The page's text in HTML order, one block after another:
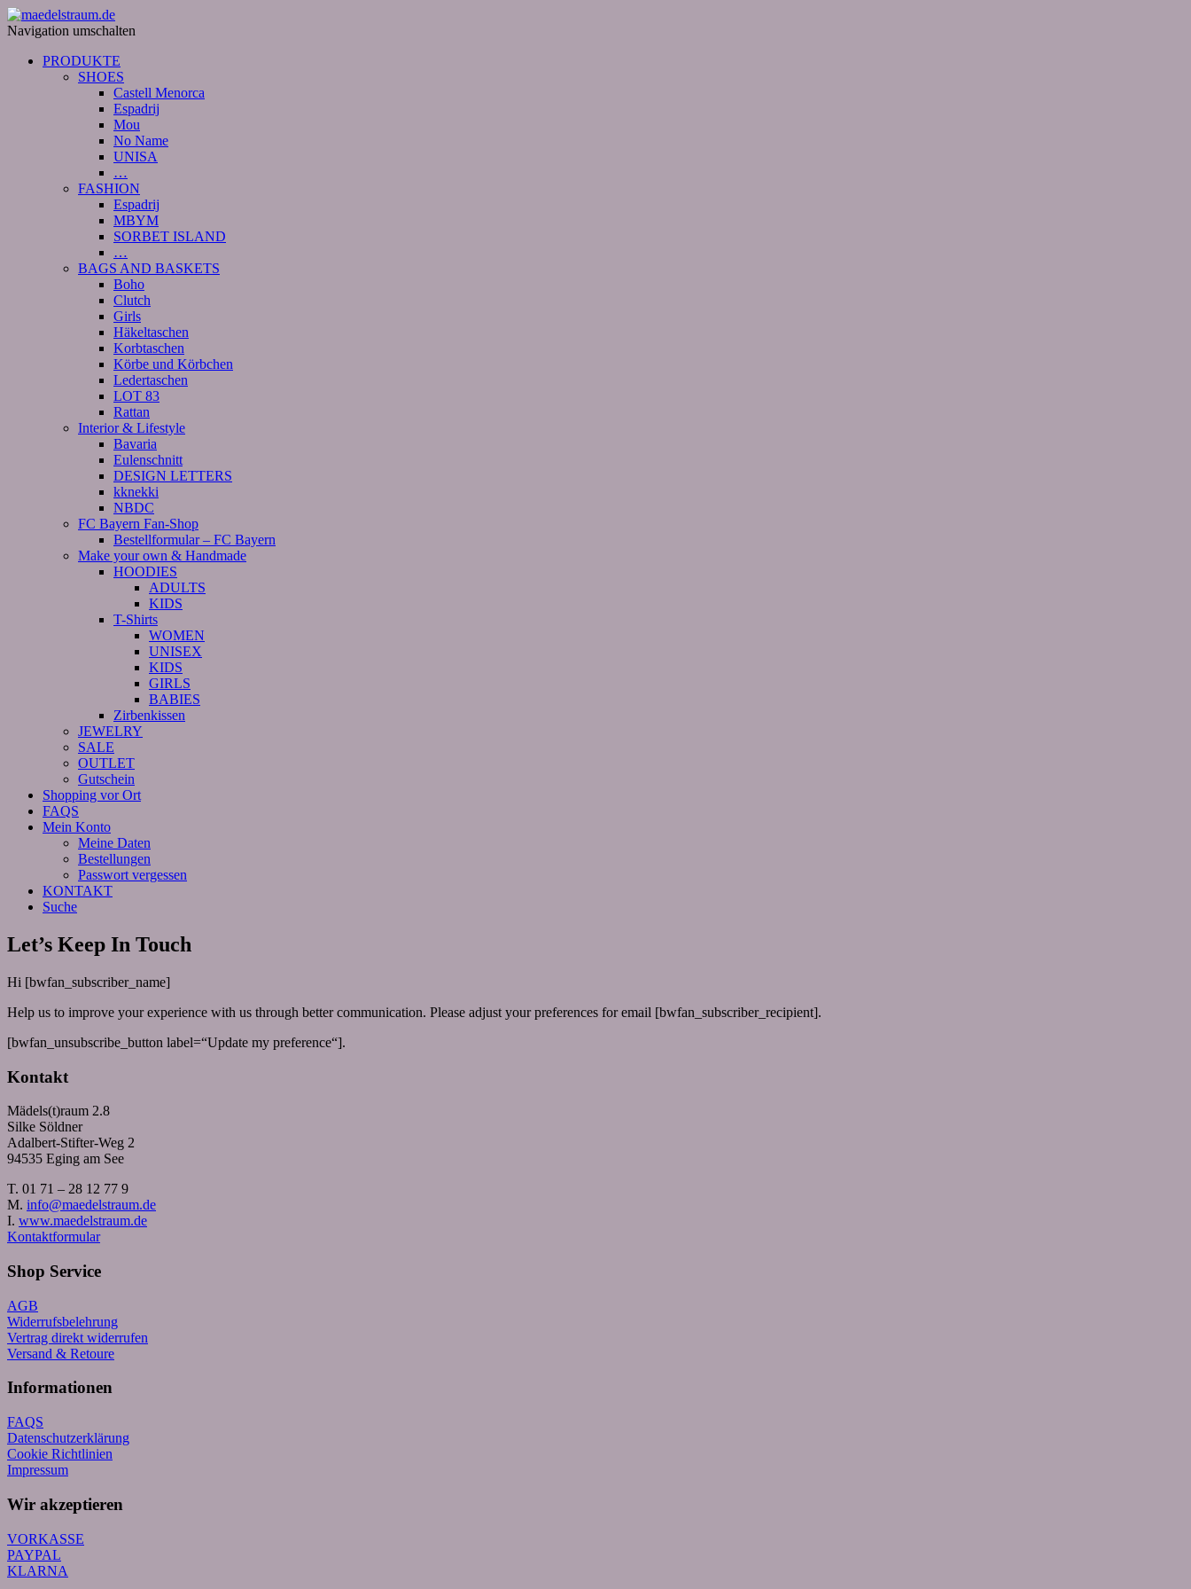
Navigation umschalten
PRODUKTE
SHOES
Castell Menorca
Espadrij
Mou
No Name
UNISA
…
FASHION
Espadrij
MBYM
SORBET ISLAND
…
BAGS AND BASKETS
Boho
Clutch
Girls
Häkeltaschen
Korbtaschen
Körbe und Körbchen
Ledertaschen
LOT 83
Rattan
Interior & Lifestyle
Bavaria
Eulenschnitt
DESIGN LETTERS
kknekki
NBDC
FC Bayern Fan-Shop
Bestellformular – FC Bayern
Make your own & Handmade
HOODIES
ADULTS
KIDS
T-Shirts
WOMEN
UNISEX
KIDS
GIRLS
BABIES
Zirbenkissen
JEWELRY
SALE
OUTLET
Gutschein
Shopping vor Ort
FAQS
Mein Konto
Meine Daten
Bestellungen
Passwort vergessen
KONTAKT
Suche
Let’s Keep In Touch
Hi [bwfan_subscriber_name]
Help us to improve your experience with us through better communication. Please adjust your preferences for email [bwfan_subscriber_recipient].
[bwfan_unsubscribe_button label=“Update my preference“].
Kontakt
Mädels(t)raum 2.8
Silke Söldner
Adalbert-Stifter-Weg 2
94535 Eging am See
T. 01 71 – 28 12 77 9
M. info@maedelstraum.de
I. www.maedelstraum.de
Kontaktformular
Shop Service
AGB
Widerrufsbelehrung
Vertrag direkt widerrufen
Versand & Retoure
Informationen
FAQS
Datenschutzerklärung
Cookie Richtlinien
Impressum
Wir akzeptieren
VORKASSE
PAYPAL
KLARNA